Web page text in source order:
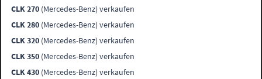
CLK 270 (Mercedes-Benz) verkaufen
CLK 280 (Mercedes-Benz) verkaufen
CLK 320 (Mercedes-Benz) verkaufen
CLK 350 (Mercedes-Benz) verkaufen
CLK 430 (Mercedes-Benz) verkaufen